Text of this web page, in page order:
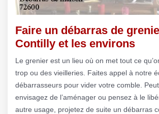
Faire un débarras de
Contilly et les environs
Le grenier est un lieu où on met tout ce
trop ou des vieilleries. Faites appel à notre
débarrasseurs pour vider votre comble.
envisagez de l’aménager ou pensez à le
autre usage, projetez de suite un débarras